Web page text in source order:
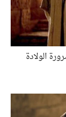
نيقوديموس (ج3) - ضرورة الولادة